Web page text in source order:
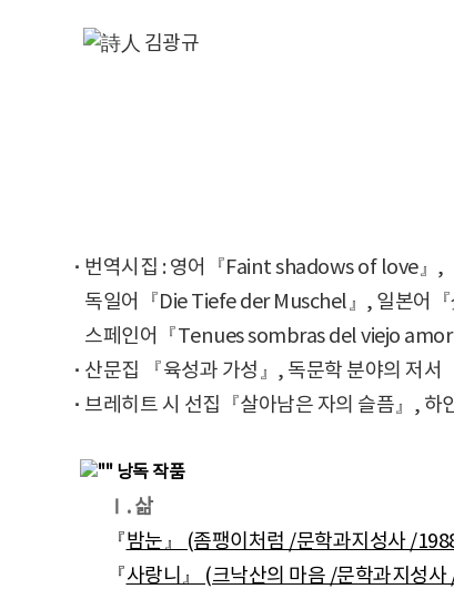
· 번역시집 : 영어『Faint shadows of love
독일어『Die Tiefe der Muschel』, 일본어
스페인어『Tenues sombras del viejo amor
· 산문집 『육성과 가성』, 독문학 분야의 저서
· 브레히트 시 선집『살아남은 자의 슬픔』, 하
낭독 작품
Ⅰ. 삶
『밤눈』 (좀팽이처럼 /문학과지성사 /
『사랑니』 (크낙산의 마음 /문학과지성사